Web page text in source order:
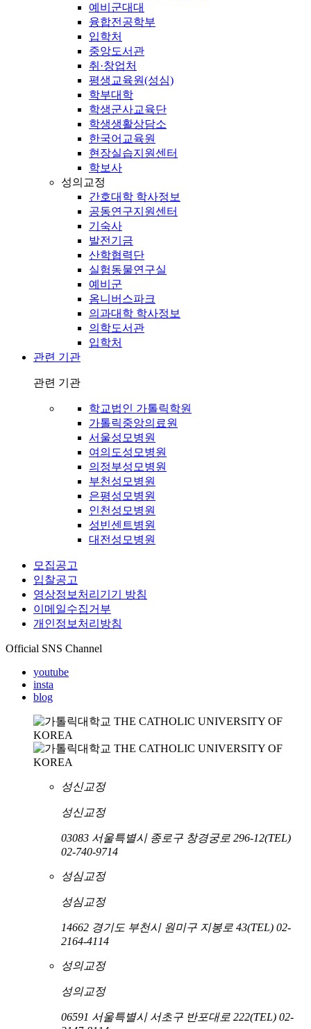
예비군대대
융합전공학부
입학처
중앙도서관
취·창업처
평생교육원(성심)
학부대학
학생군사교육단
학생생활상담소
한국어교육원
현장실습지원센터
학보사
성의교정
간호대학 학사정보
공동연구지원센터
기숙사
발전기금
산학협력단
실험동물연구실
예비군
옴니버스파크
의과대학 학사정보
의학도서관
입학처
관련 기관
관련 기관
학교법인 가톨릭학원
가톨릭중앙의료원
서울성모병원
여의도성모병원
의정부성모병원
부천성모병원
은평성모병원
인천성모병원
성빈센트병원
대전성모병원
모집공고
입찰공고
영상정보처리기기 방침
이메일수집거부
개인정보처리방침
Official SNS Channel
youtube
insta
blog
성신교정
성신교정
03083 서울특별시 종로구 창경궁로 296-12(TEL)
02-740-9714
성심교정
성심교정
14662 경기도 부천시 원미구 지봉로 43(TEL) 02-
2164-4114
성의교정
성의교정
06591 서울특별시 서초구 반포대로 222(TEL) 02-